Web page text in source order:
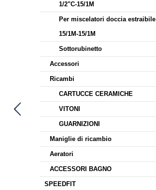
1/2"C-15/1M
Per miscelatori doccia estraibile
15/1M-15/1M
Sottorubinetto
Accessori
Ricambi
CARTUCCE CERAMICHE
VITONI
GUARNIZIONI
Maniglie di ricambio
Aeratori
ACCESSORI BAGNO
SPEEDFIT